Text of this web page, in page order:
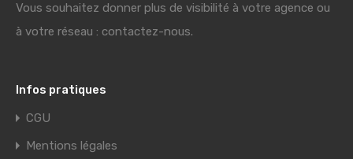
Vous souhaitez donner plus de visibilité à votre agence ou
à votre réseau : contactez-nous.
Infos pratiques
CGU
Mentions légales